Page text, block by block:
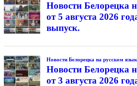
Новости Белорецка
от 5 августа 2026
выпуск.
Новости Белорецка на русском
Новости Белорецка
от 3 августа 2026